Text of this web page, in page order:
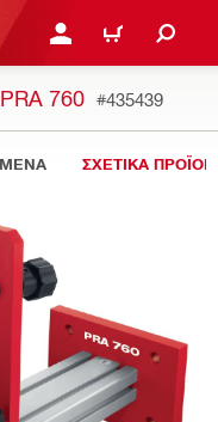
ΚΆΝΕ ΣΎΝΔΕΣΗ Ή
ΚΑΛΆΘΙ
760 #435439
ΣΧΕΤΙΚΑ